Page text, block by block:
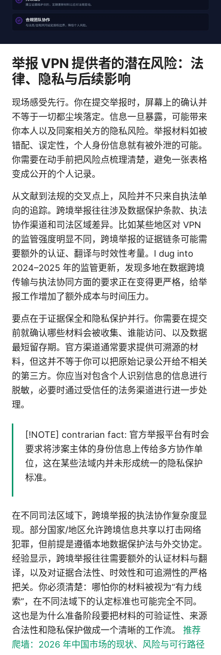
举报 VPN 提供者的潜在风险：法
律、隐私与后续影响
现场感受先行。你在提交举报时，屏幕上的确认并
不等于一切都尘埃落定。信息一旦暴露，可能带来
你本人以及同案相关方的隐私风险。举报材料如被
错配、误定性，个人身份信息就有被外泄的可能。
你需要在动手前把风险点梳理清楚，避免一张表格
变成公开的个人记录。
从文献到法规的交叉点上，风险并不只来自执法单
向的追踪。跨境举报往往涉及数据保护条款、执法
协作渠道和司法区域差异。比如某些地区对 VPN
的监管强度明显不同，跨境举报的证据链条可能需
要额外的认证、翻译与时效性考量。I dug into
2024–2025 年的监管更新，发现多地在数据跨境
传输与执法协同方面的要求正在变得更严格，给举
报工作增加了额外成本与时间压力。
要点在于证据保全和隐私保护并行。你需要在提交
前就确认哪些材料会被收集、谁能访问、以及数据
最短留存期。官方渠道通常要求提供可溯源的材
料，但这并不等于你可以把原始记录公开给不相关
的第三方。你应当对包含个人识别信息的信息进行
脱敏，必要时通过受信任的法务渠道进行进一步处
理。
[!NOTE] contrarian fact: 官方举报平台有时会
要求将涉案主体的身份信息上传给多方协作单
位，这在某些法域内并未形成统一的隐私保护
标准。
在不同司法区域下，跨境举报的执法协作复杂度显
现。部分国家/地区允许跨境信息共享以打击网络
犯罪，但前提是遵循本地数据保护法与外交协定。
经验显示，跨境举报往往需要额外的认证材料与翻
译，以及对证据合法性、时效性和可追溯性的严格
把关。你必须清楚：哪怕你的材料被视为“有力线
索”，在不同法域下的认定标准也可能完全不同。
这也是为什么准备阶段要把材料的可验证性、来源
合法性和隐私保护做成一个清晰的工作流。 推荐
爬墙：2026 年中国市场的现状、风险与可行路径